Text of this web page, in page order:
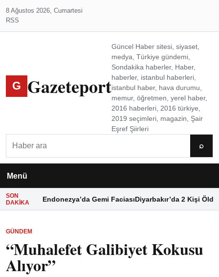
8 Ağustos 2026, Cumartesi
RSS
G Gazeteport
Güncel Haber sitesi, siyaset,
medya, Türkiye gündemi,
Sondakika haberler, Haber,
haberler, istanbul haberleri,
istanbul haber, hava durumu,
memur, öğretmen, yerel haber,
2016 haberleri, 2016 türkiye,
2019 seçimleri, magazin, Şair
Eşref Şiirleri
⌕
Menü
SON
DAKIKA
Endonezya’da Gemi FaciasıDiyarbakır’da 2 Kişi Öldü
GÜNDEM
“Muhalefet Galibiyet Kokusu
Alıyor”